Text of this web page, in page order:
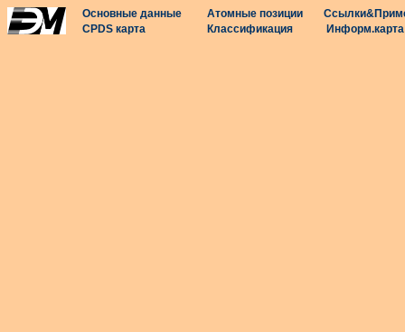
Основные данные Атомные позиции
CPDS карта
Классификация Информ.карта